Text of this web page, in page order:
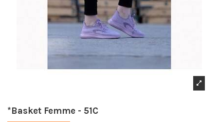
*Basket Femme - 51C